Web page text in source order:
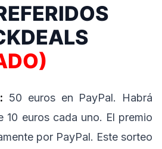
50 euros en PayPal. Habrá
10 euros cada uno. El premio
por PayPal. Este sorteo